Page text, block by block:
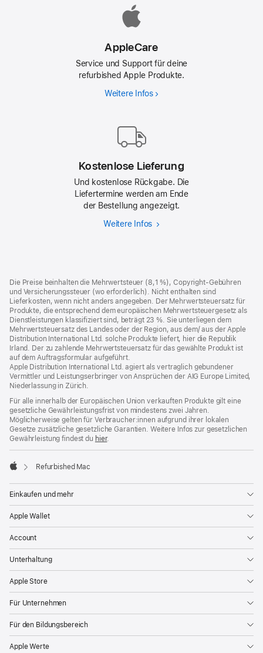
AppleCare
Service und Support für deine
refurbished Apple Produkte.
Weitere InfosAppleCare
Kostenlose Lieferung
Und kostenlose Rückgabe. Die
Liefertermine werden am Ende
der Bestellung angezeigt.
Weitere Infos Kostenlose
Die Preise beinhalten die Mehrwertsteuer (8,1 %), Copyright-Gebühren
und Versicherungssteuer (wo erforderlich). Nicht enthalten sind
Lieferkosten, wenn nicht anders angegeben. Der Mehrwertsteuersatz für
Produkte, die entsprechend dem europäischen Mehrwertsteuergesetz als
Dienstleistungen klassifiziert sind, beträgt 23 %. Sie unterliegen dem
Mehrwertsteuersatz des Landes oder der Region, aus dem/ aus der Apple
Distribution International Ltd. solche Produkte liefert, hier die Republik
Irland. Der zu zahlende Mehrwertsteuersatz für das gewählte Produkt ist
auf dem Auftragsformular aufgeführt.
Apple Distribution International Ltd. agiert als vertraglich gebundener
Vermittler und Leistungserbringer von Ansprüchen der AIG Europe Limited,
Niederlassung in Zürich.
Für alle innerhalb der Europäischen Union verkauften Produkte gilt eine
gesetzliche Gewährleistungsfrist von mindestens zwei Jahren.
Möglicherweise gelten für Verbraucher:innen aufgrund ihrer lokalen
Gesetze zusätzliche gesetzliche Garantien. Weitere Infos zur gesetzlichen
Gewährleistung findest du hier.
Refurbished Mac
Einkaufen und mehr
Apple Wallet
Account
Unterhaltung
Apple Store
Für Unternehmen
Für den Bildungsbereich
Apple Werte